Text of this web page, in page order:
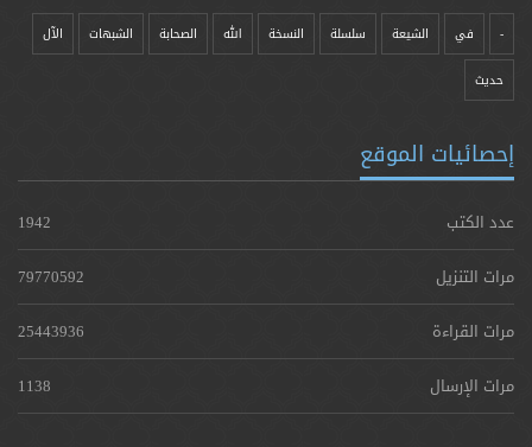
- في الشيعة سلسلة النسخة الله الصحابة الشبهات الآل
حدیث
إحصائيات الموقع
عدد الكتب
1942
مرات التنزيل
79770592
مرات القراءة
25443936
مرات الإرسال
1138